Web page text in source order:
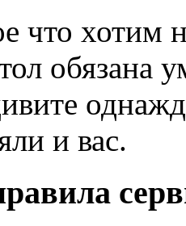
что хотим
обязана
и вас.